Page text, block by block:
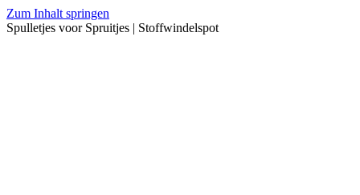
Zum Inhalt springen
Spulletjes voor Spruitjes | Stoffwindelspot